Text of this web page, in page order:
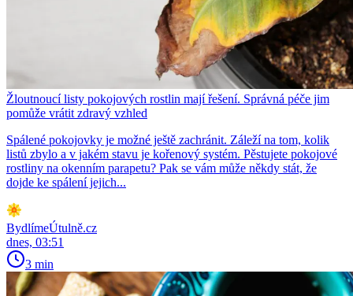
Žloutnoucí listy pokojových rostlin mají řešení. Správná péče jim
pomůže vrátit zdravý vzhled
Spálené pokojovky je možné ještě zachránit. Záleží na tom, kolik
listů zbylo a v jakém stavu je kořenový systém. Pěstujete pokojové
rostliny na okenním parapetu? Pak se vám může někdy stát, že
dojde ke spálení jejich...
BydlímeÚtulně.cz
dnes, 03:51
3 min